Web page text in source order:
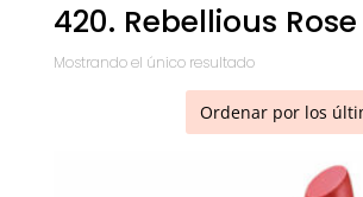
420. Rebellious Rose
Mostrando el único resultado